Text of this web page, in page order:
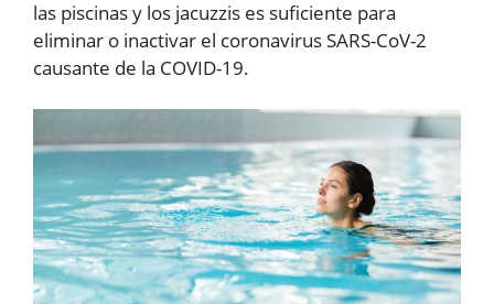
las piscinas y los jacuzzis es suficiente para
eliminar o inactivar el coronavirus SARS-CoV-2
causante de la COVID-19.